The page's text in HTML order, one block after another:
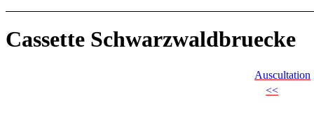
Cassette Schwarzwaldbruecke
Auscultation
<<